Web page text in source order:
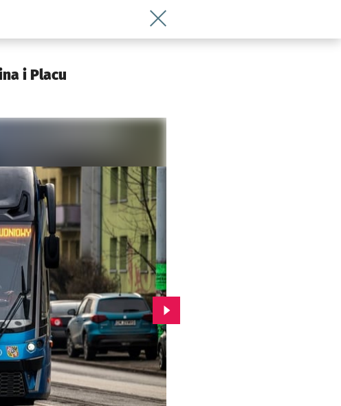
Wróć do artykułu Wiosną kolejne
i Placu
Przejdź do kolejnego zdjęcia.